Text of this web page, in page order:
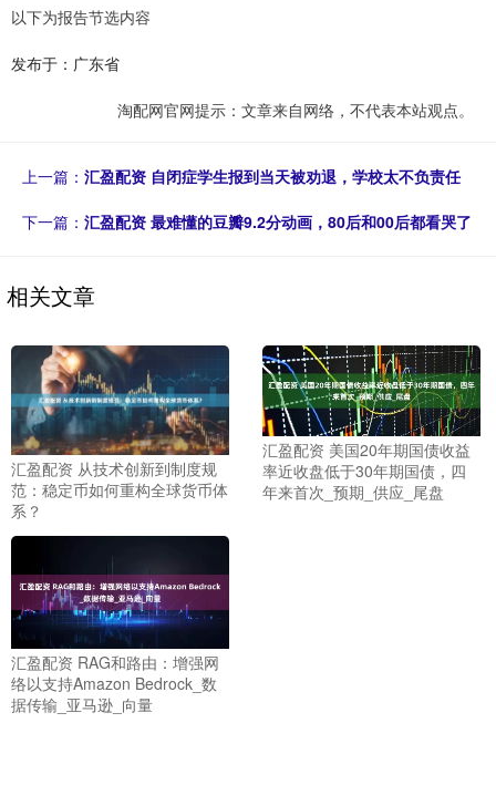
以下为报告节选内容
发布于：广东省
淘配网官网提示：文章来自网络，不代表本站观点。
上一篇： 汇盈配资 自闭症学生报到当天被劝退，学校太不负责任
下一篇： 汇盈配资 最难懂的豆瓣9.2分动画，80后和00后都看哭了
相关文章
汇盈配资 从技术创新到制度规
范：稳定币如何重构全球货币体
系？
汇盈配资 美国20年期国债收益
率近收盘低于30年期国债，四
年来首次_预期_供应_尾盘
汇盈配资 RAG和路由：增强网
络以支持Amazon Bedrock_数
据传输_亚马逊_向量